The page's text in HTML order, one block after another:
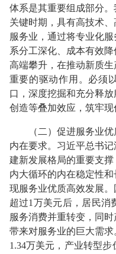
体系是其重要组成部分
关键时期，具有高技术
服务业，通过将专业化
系分工深化、成本有效
高端攀升，在推动新质
重要的驱动作用。必须
口，深度挖掘和充分释
创造等叠加效应，筑牢现
（二）促进服务业优
内在要求。习近平总书
建新发展格局的重要支
内大循环的内在稳定性
现服务业优质高效发展
超过1万美元后，居民消
服务消费并重转变，同
带来对服务业的巨大需
1.34万美元，产业转型